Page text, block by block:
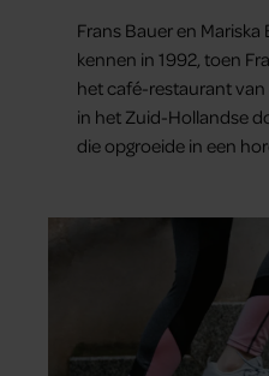
Frans Bauer en
kennen in 1992, toen
het café-restaurant van
in het Zuid-Hollandse
die opgroeide in een